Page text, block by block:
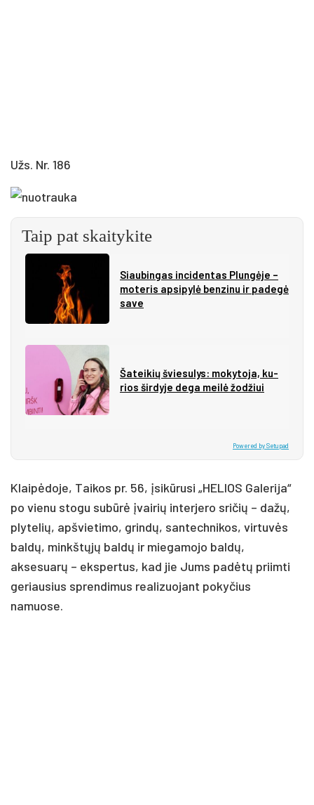
Užs. Nr. 186
Taip pat skaitykite
Siau­bin­gas in­ci­den­tas Plun­gė­je –
mo­te­ris ap­si­py­lė ben­zi­nu ir pa­de­gė
sa­ve
Ša­tei­kių švie­su­lys: mo­ky­to­ja, ku­
rios šir­dy­je de­ga mei­lė žo­džiui
Powered by Setupad
Klaipėdoje, Taikos pr. 56, įsikūrusi „HELIOS Galerija“
po vienu stogu subūrė įvairių interjero sričių – dažų,
plytelių, apšvietimo, grindų, santechnikos, virtuvės
baldų, minkštųjų baldų ir miegamojo baldų,
aksesuarų – ekspertus, kad jie Jums padėtų priimti
geriausius sprendimus realizuojant pokyčius
namuose.